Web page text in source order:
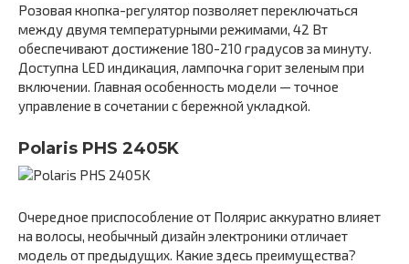
Розовая кнопка-регулятор позволяет переключаться
между двумя температурными режимами, 42 Вт
обеспечивают достижение 180-210 градусов за минуту.
Доступна LED индикация, лампочка горит зеленым при
включении. Главная особенность модели — точное
управление в сочетании с бережной укладкой.
Polaris PHS 2405K
Очередное приспособление от Полярис аккуратно влияет
на волосы, необычный дизайн электроники отличает
модель от предыдущих. Какие здесь преимущества?